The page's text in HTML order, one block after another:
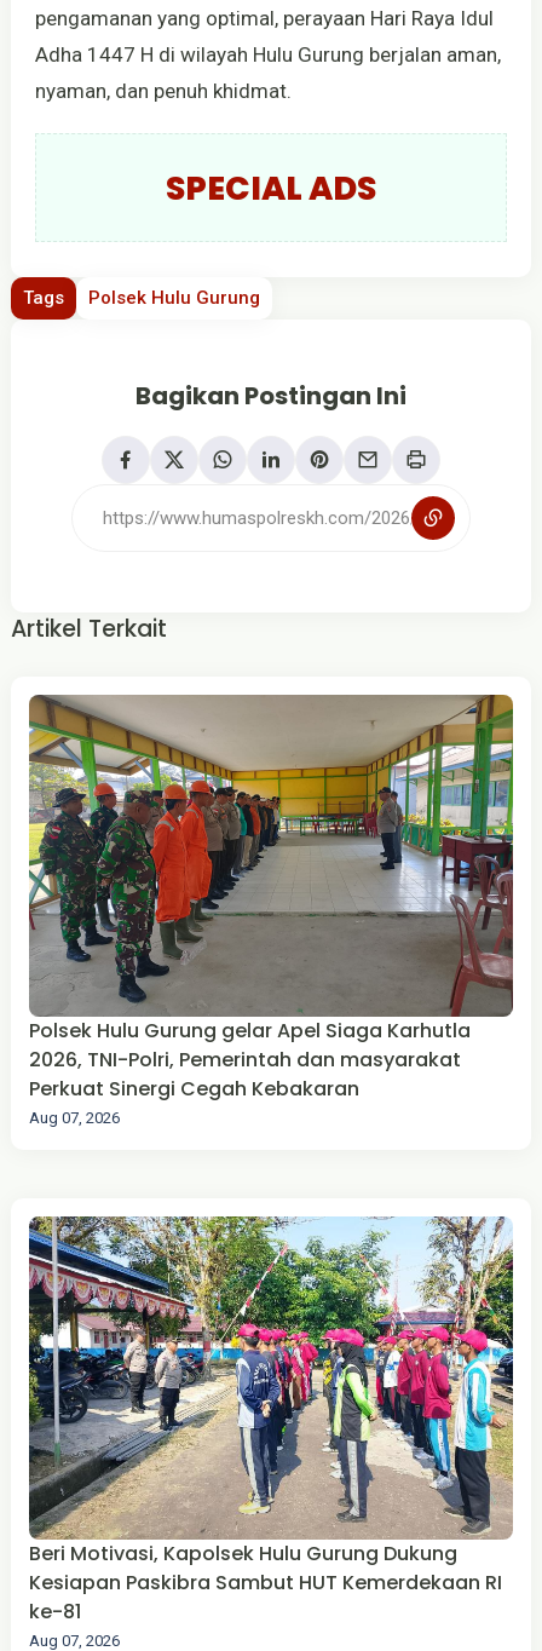
pengamanan yang optimal, perayaan Hari Raya Idul
Adha 1447 H di wilayah Hulu Gurung berjalan aman,
nyaman, dan penuh khidmat.
SPECIAL ADS
Tags Polsek Hulu Gurung
Bagikan Postingan Ini
Artikel Terkait
Polsek Hulu Gurung gelar Apel Siaga Karhutla
2026, TNI-Polri, Pemerintah dan masyarakat
Perkuat Sinergi Cegah Kebakaran
Aug 07, 2026
Beri Motivasi, Kapolsek Hulu Gurung Dukung
Kesiapan Paskibra Sambut HUT Kemerdekaan RI
ke-81
Aug 07, 2026